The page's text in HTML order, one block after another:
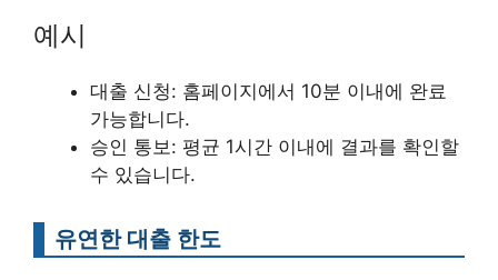
예시
대출 신청: 홈페이지에서 10분 이내에 완료
가능합니다.
승인 통보: 평균 1시간 이내에 결과를 확인할
수 있습니다.
유연한 대출 한도